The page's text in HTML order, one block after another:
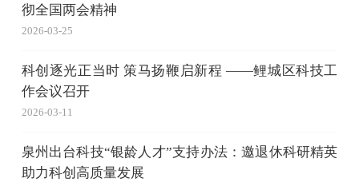
彻全国两会精神
2026-03-25
科创逐光正当时 策马扬鞭启新程 ——鲤城区科技工
作会议召开
2026-03-11
泉州出台科技“银龄人才”支持办法：邀退休科研精英
助力科创高质量发展